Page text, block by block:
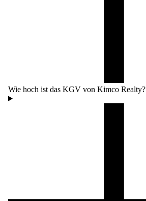
Wie hoch ist das KGV von Kimco Realty?